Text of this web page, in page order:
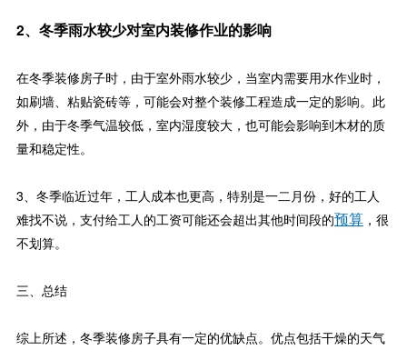
2、冬季雨水较少对室内装修作业的影响
在冬季装修房子时，由于室外雨水较少，当室内需要用水作业时，
如刷墙、粘贴瓷砖等，可能会对整个装修工程造成一定的影响。此
外，由于冬季气温较低，室内湿度较大，也可能会影响到木材的质
量和稳定性。
3、冬季临近过年，工人成本也更高，特别是一二月份，好的工人
难找不说，支付给工人的工资可能还会超出其他时间段的预算，很
不划算。
三、总结
综上所述，冬季装修房子具有一定的优缺点。优点包括干燥的天气